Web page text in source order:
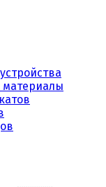
материалы